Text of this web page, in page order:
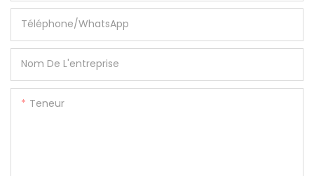
Téléphone/WhatsApp
Nom De L'entreprise
Teneur